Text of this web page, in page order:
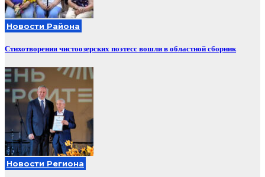
Новости Района
Стихотворения чистоозерских поэтесс вошли в областной сборник
Новости Региона